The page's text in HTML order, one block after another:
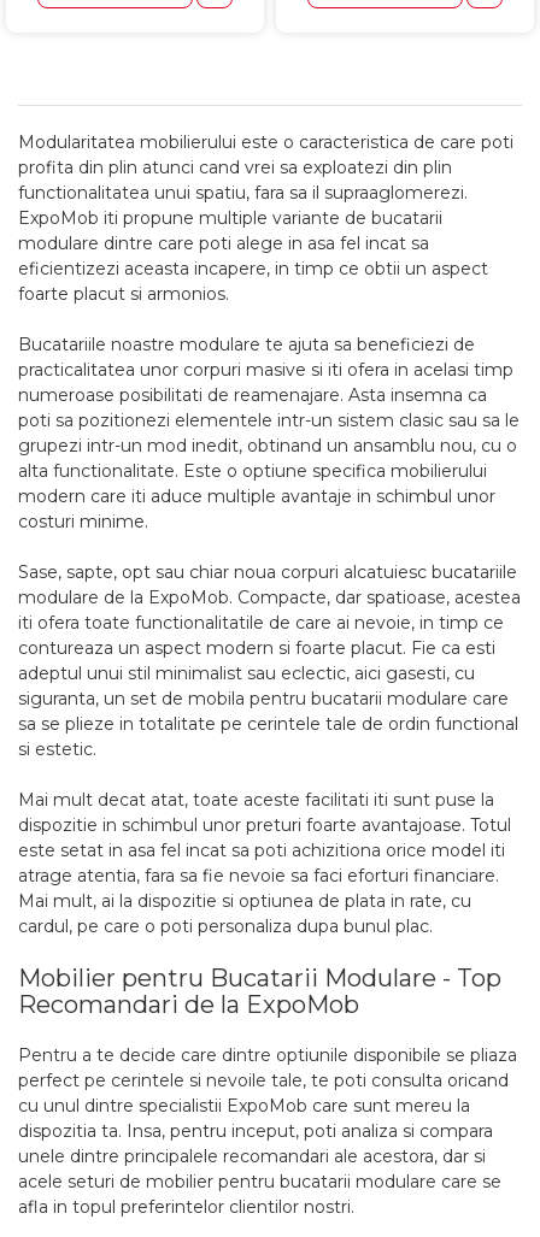
Modularitatea mobilierului este o caracteristica de care poti
profita din plin atunci cand vrei sa exploatezi din plin
functionalitatea unui spatiu, fara sa il supraaglomerezi.
ExpoMob iti propune multiple variante de bucatarii
modulare dintre care poti alege in asa fel incat sa
eficientizezi aceasta incapere, in timp ce obtii un aspect
foarte placut si armonios.
Bucatariile noastre modulare te ajuta sa beneficiezi de
practicalitatea unor corpuri masive si iti ofera in acelasi timp
numeroase posibilitati de reamenajare. Asta insemna ca
poti sa pozitionezi elementele intr-un sistem clasic sau sa le
grupezi intr-un mod inedit, obtinand un ansamblu nou, cu o
alta functionalitate. Este o optiune specifica mobilierului
modern care iti aduce multiple avantaje in schimbul unor
costuri minime.
Sase, sapte, opt sau chiar noua corpuri alcatuiesc bucatariile
modulare de la ExpoMob. Compacte, dar spatioase, acestea
iti ofera toate functionalitatile de care ai nevoie, in timp ce
contureaza un aspect modern si foarte placut. Fie ca esti
adeptul unui stil minimalist sau eclectic, aici gasesti, cu
siguranta, un set de mobila pentru bucatarii modulare care
sa se plieze in totalitate pe cerintele tale de ordin functional
si estetic.
Mai mult decat atat, toate aceste facilitati iti sunt puse la
dispozitie in schimbul unor preturi foarte avantajoase. Totul
este setat in asa fel incat sa poti achizitiona orice model iti
atrage atentia, fara sa fie nevoie sa faci eforturi financiare.
Mai mult, ai la dispozitie si optiunea de plata in rate, cu
cardul, pe care o poti personaliza dupa bunul plac.
Mobilier pentru Bucatarii Modulare - Top
Recomandari de la ExpoMob
Pentru a te decide care dintre optiunile disponibile se pliaza
perfect pe cerintele si nevoile tale, te poti consulta oricand
cu unul dintre specialistii ExpoMob care sunt mereu la
dispozitia ta. Insa, pentru inceput, poti analiza si compara
unele dintre principalele recomandari ale acestora, dar si
acele seturi de mobilier pentru bucatarii modulare care se
afla in topul preferintelor clientilor nostri.